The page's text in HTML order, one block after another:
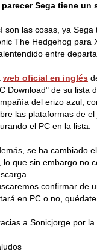
parecer Sega tiene
son las cosas, ya
The Hedgehog para
entre
web oficial en inglés
Download" de su lista
del erizo azul,
las plataformas de
el PC en la lista.
se ha cambiado
lo que sin embargo no
confirmar de
en PC o no,
a Sonicjorge por